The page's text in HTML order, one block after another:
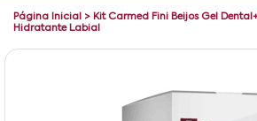
Página Inicial > Kit Carmed Fini Beijos Gel
Hidratante Labial